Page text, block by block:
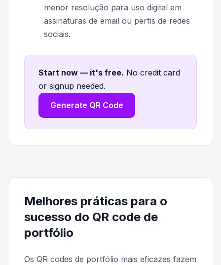
menor resolução para uso digital em
assinaturas de email ou perfis de redes
sociais.
Start now — it's free. No credit card
or signup needed.
Generate QR Code
Melhores práticas para o
sucesso do QR code de
portfólio
Os QR codes de portfólio mais eficazes fazem